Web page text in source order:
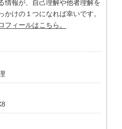
情報が、自己理解や他者理解を
かけの１つになれば幸いです。
フィールはこちら。